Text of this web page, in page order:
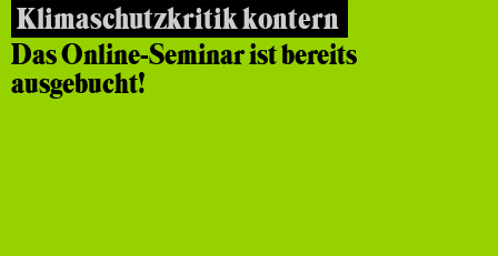
Klimaschutzkritik kontern
Das Online-Seminar ist bereits
ausgebucht!